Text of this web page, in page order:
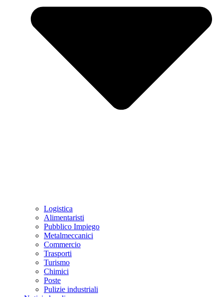
Logistica
Alimentaristi
Pubblico Impiego
Metalmeccanici
Commercio
Trasporti
Turismo
Chimici
Poste
Pulizie industriali